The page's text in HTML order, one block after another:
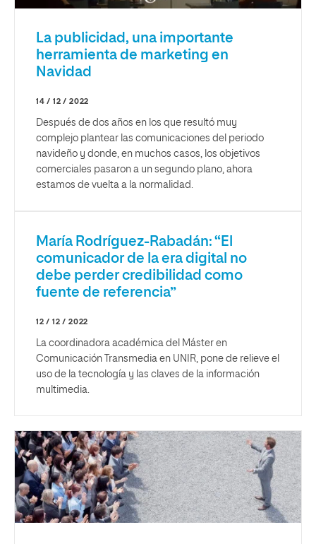
La publicidad, una importante
herramienta de marketing en
Navidad
14 / 12 / 2022
Después de dos años en los que resultó muy
complejo plantear las comunicaciones del periodo
navideño y donde, en muchos casos, los objetivos
comerciales pasaron a un segundo plano, ahora
estamos de vuelta a la normalidad.
María Rodríguez-Rabadán: “El
comunicador de la era digital no
debe perder credibilidad como
fuente de referencia”
12 / 12 / 2022
La coordinadora académica del Máster en
Comunicación Transmedia en UNIR, pone de relieve el
uso de la tecnología y las claves de la información
multimedia.